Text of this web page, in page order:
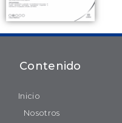
Contenido
Inicio
Nosotros